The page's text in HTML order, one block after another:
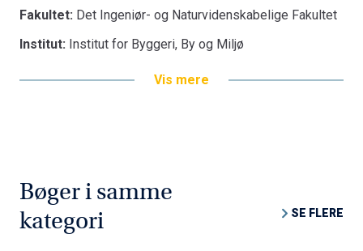
Fakultet: Det Ingeniør- og Naturvidenskabelige Fakultet
Institut: Institut for Byggeri, By og Miljø
Vis mere
Bøger i samme
kategori
SE FLERE